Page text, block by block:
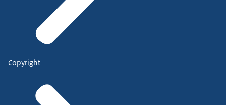
Copyright